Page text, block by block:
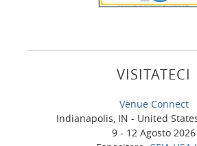
VISITATECI
Venue Connect
Indianapolis, IN - United
9 - 12 Agosto 2026